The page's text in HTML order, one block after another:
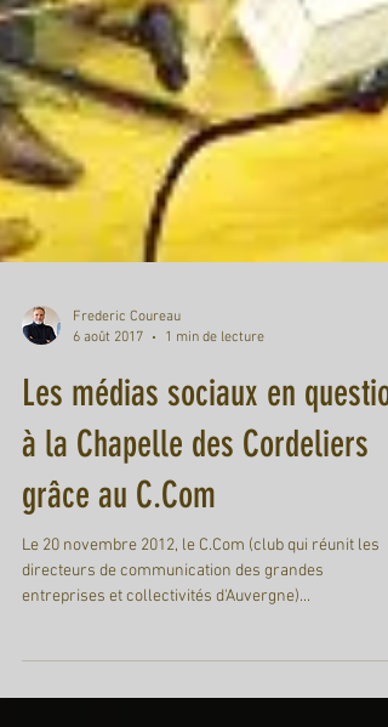
6 août 2017
1 min de lecture
Les médias sociaux en question
à la Chapelle des Cordeliers
grâce au C.Com
Le 20 novembre 2012, le C.Com (club qui réunit les